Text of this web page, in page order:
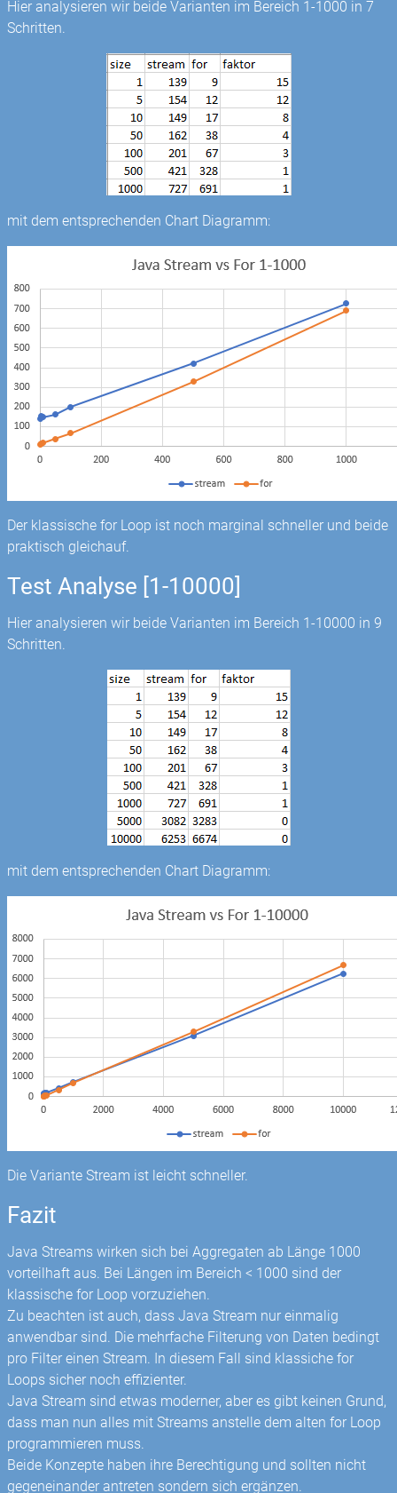
Hier analysieren wir beide Varianten im Bereich 1-1000 in 7
Schritten.
mit dem entsprechenden Chart Diagramm:
Der klassische for Loop ist noch marginal schneller und beide
praktisch gleichauf.
Test Analyse [1-10000]
Hier analysieren wir beide Varianten im Bereich 1-10000 in 9
Schritten.
mit dem entsprechenden Chart Diagramm:
Die Variante Stream ist leicht schneller.
Fazit
Java Streams wirken sich bei Aggregaten ab Länge 1000
vorteilhaft aus. Bei Längen im Bereich < 1000 sind der
klassische for Loop vorzuziehen.
Zu beachten ist auch, dass Java Stream nur einmalig
anwendbar sind. Die mehrfache Filterung von Daten bedingt
pro Filter einen Stream. In diesem Fall sind klassiche for
Loops sicher noch effizienter.
Java Stream sind etwas moderner, aber es gibt keinen Grund,
dass man nun alles mit Streams anstelle dem alten for Loop
programmieren muss.
Beide Konzepte haben ihre Berechtigung und sollten nicht
gegeneinander antreten sondern sich ergänzen.